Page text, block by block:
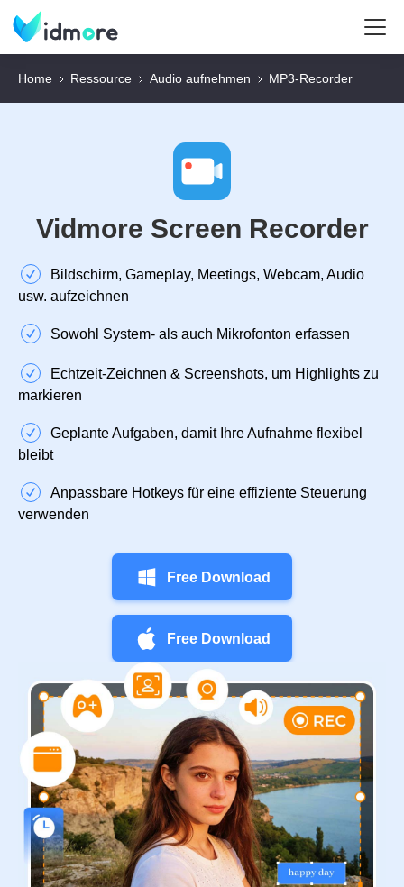
Home Ressource Audio aufnehmen MP3-Recorder
Vidmore Screen Recorder
Bildschirm, Gameplay, Meetings, Webcam, Audio
usw. aufzeichnen
Sowohl System- als auch Mikrofonton erfassen
Echtzeit‑Zeichnen & Screenshots, um Highlights zu
markieren
Geplante Aufgaben, damit Ihre Aufnahme flexibel
bleibt
Anpassbare Hotkeys für eine effiziente Steuerung
verwenden
Free Download
Free Download